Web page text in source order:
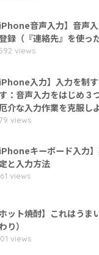
iPhone音声入力】音声
録（『連絡先』を使っ
views
iPhone入力】入力を制
：音声入力をはじめ３
介な入力作業を克服し
views
iPhoneキーボード入力
と入力方法
views
ホット焼酎】これはうま
り）
views